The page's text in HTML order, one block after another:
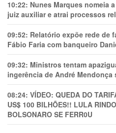
10:22: Nunes Marques nomeia
juiz auxiliar e atrai processos
09:52: Relatório expõe rede de
Fábio Faria com banqueiro
09:32: Ministros tentam
ingerência de André Mendonça
08:24: VÍDEO: QUEDA DO
US$ 100 BILHÕES!! LULA
BOLSONARO SE FERR0U